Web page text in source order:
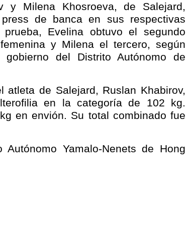
y Milena Khosroeva, de Salejard,
de banca en sus respectivas
Evelina obtuvo el segundo
y Milena el tercero, según
del Distrito Autónomo de
atleta de Salejard, Ruslan Khabirov,
en la categoría de 102 kg.
en envión. Su total combinado fue
Yamalo-Nenets de Hong